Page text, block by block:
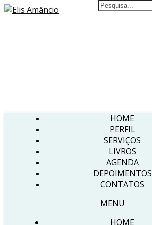
HOME
PERFIL
SERVIÇOS
LIVROS
AGENDA
DEPOIMENTOS
CONTATOS
MENU
HOME